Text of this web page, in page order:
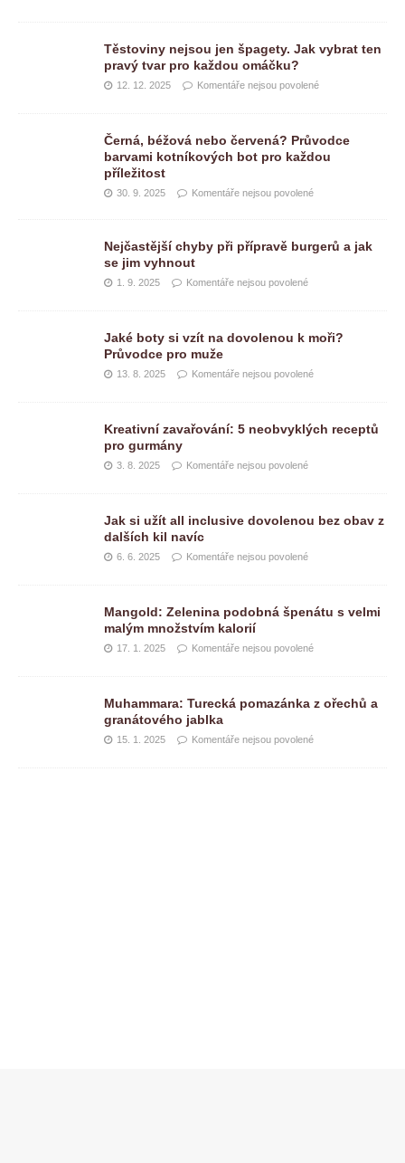
Těstoviny nejsou jen špagety. Jak vybrat ten
pravý tvar pro každou omáčku?
12. 12. 2025 Komentáře nejsou povolené
Černá, béžová nebo červená? Průvodce
barvami kotníkových bot pro každou
příležitost
30. 9. 2025 Komentáře nejsou povolené
Nejčastější chyby při přípravě burgerů a jak
se jim vyhnout
1. 9. 2025 Komentáře nejsou povolené
Jaké boty si vzít na dovolenou k moři?
Průvodce pro muže
13. 8. 2025 Komentáře nejsou povolené
Kreativní zavařování: 5 neobvyklých receptů
pro gurmány
3. 8. 2025 Komentáře nejsou povolené
Jak si užít all inclusive dovolenou bez obav z
dalších kil navíc
6. 6. 2025 Komentáře nejsou povolené
Mangold: Zelenina podobná špenátu s velmi
malým množstvím kalorií
17. 1. 2025 Komentáře nejsou povolené
Muhammara: Turecká pomazánka z ořechů a
granátového jablka
15. 1. 2025 Komentáře nejsou povolené